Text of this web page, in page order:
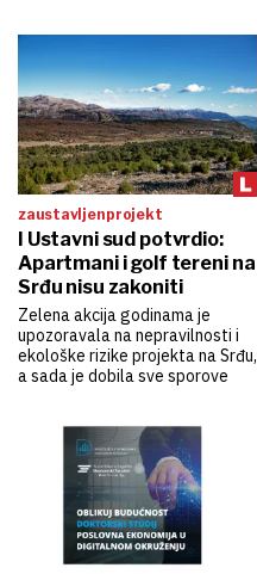
zaustavljen projekt
I Ustavni sud potvrdio:
Apartmani i golf tereni na
Srđu nisu zakoniti
Zelena akcija godinama je
upozoravala na nepravilnosti i
ekološke rizike projekta na Srđu,
a sada je dobila sve sporove